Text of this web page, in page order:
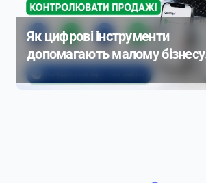
Як цифрові інструменти
допомагають малому бізнесу
контролювати продажі